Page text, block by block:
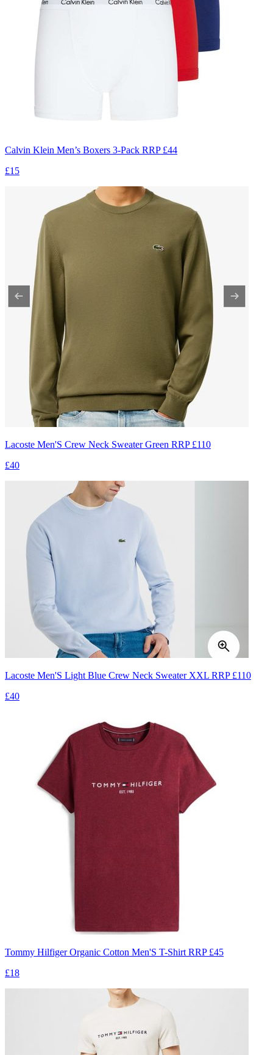
Calvin Klein Men’s Boxers 3-Pack RRP £44
£15
Lacoste Men'S Crew Neck Sweater Green RRP £110
£40
Lacoste Men'S Light Blue Crew Neck Sweater XXL RRP £110
£40
Tommy Hilfiger Organic Cotton Men'S T-Shirt RRP £45
£18